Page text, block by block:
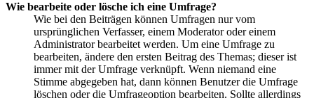
Wie bearbeite oder lösche ich eine Umfrage?
Wie bei den Beiträgen können Umfragen nur vom
ursprünglichen Verfasser, einem Moderator oder einem
Administrator bearbeitet werden. Um eine Umfrage zu
bearbeiten, ändere den ersten Beitrag des Themas; dieser ist
immer mit der Umfrage verknüpft. Wenn niemand eine
Stimme abgegeben hat, dann können Benutzer die Umfrage
löschen oder die Umfrageoption bearbeiten. Sollte allerdings